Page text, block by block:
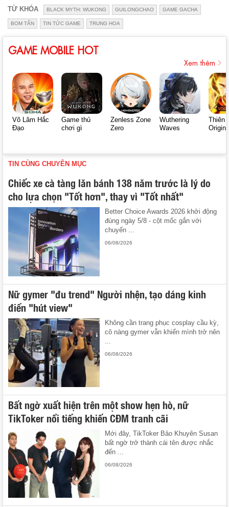
TỪ KHÓA BLACK MYTH: WUKONG GUILONGCHAO GAME GACHA
BOM TẤN TIN TỨC GAME TRUNG HOA
GAME MOBILE HOT
Xem thêm
Võ Lâm Hắc
Đạo
Game thủ
chơi gì
Zenless Zone
Zero
Wuthering
Waves
Thiên
Origin
TIN CÙNG CHUYÊN MỤC
Chiếc xe cà tàng lăn bánh 138 năm trước là lý do
cho lựa chọn "Tốt hơn", thay vì "Tốt nhất"
Better Choice Awards 2026 khởi động
đúng ngày 5/8 - cột mốc gắn với
chuyến ...
06/08/2026
Nữ gymer "đu trend" Người nhện, tạo dáng kinh
điển "hút view"
Không cần trang phục cosplay cầu kỳ,
cô nàng gymer vẫn khiến mình trở nên
06/08/2026
Bất ngờ xuất hiện trên một show hẹn hò, nữ
TikToker nổi tiếng khiến CĐM tranh cãi
Mới đây, TikToker Bảo Khuyên Susan
bất ngờ trở thành cái tên được nhắc
đến ...
06/08/2026